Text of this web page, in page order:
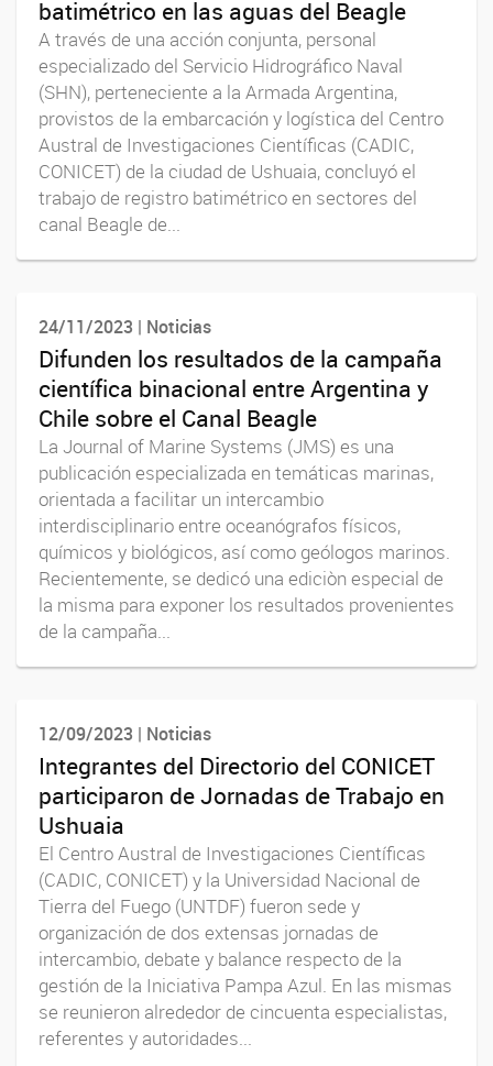
batimétrico en las aguas del Beagle
A través de una acción conjunta, personal
especializado del Servicio Hidrográfico Naval
(SHN), perteneciente a la Armada Argentina,
provistos de la embarcación y logística del Centro
Austral de Investigaciones Científicas (CADIC,
CONICET) de la ciudad de Ushuaia, concluyó el
trabajo de registro batimétrico en sectores del
canal Beagle de...
24/11/2023 | Noticias
Difunden los resultados de la campaña
científica binacional entre Argentina y
Chile sobre el Canal Beagle
La Journal of Marine Systems (JMS) es una
publicación especializada en temáticas marinas,
orientada a facilitar un intercambio
interdisciplinario entre oceanógrafos físicos,
químicos y biológicos, así como geólogos marinos.
Recientemente, se dedicó una ediciòn especial de
la misma para exponer los resultados provenientes
de la campaña...
12/09/2023 | Noticias
Integrantes del Directorio del CONICET
participaron de Jornadas de Trabajo en
Ushuaia
El Centro Austral de Investigaciones Científicas
(CADIC, CONICET) y la Universidad Nacional de
Tierra del Fuego (UNTDF) fueron sede y
organización de dos extensas jornadas de
intercambio, debate y balance respecto de la
gestión de la Iniciativa Pampa Azul. En las mismas
se reunieron alrededor de cincuenta especialistas,
referentes y autoridades...